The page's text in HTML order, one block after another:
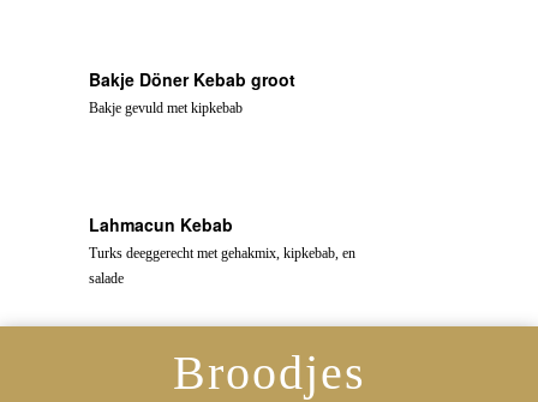
Bakje Döner Kebab groot
Bakje gevuld met kipkebab
Lahmacun Kebab
Turks deeggerecht met gehakmix, kipkebab, en
salade
Broodjes